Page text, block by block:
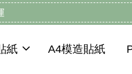
紙 A4模造貼紙